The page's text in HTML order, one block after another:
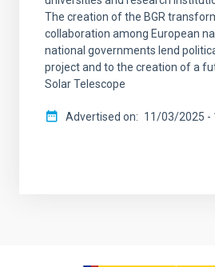
The creation of the BGR
collaboration among European
national governments lend
project and to the creation of a
Solar Telescope
Advertised on 11/03/2025 -